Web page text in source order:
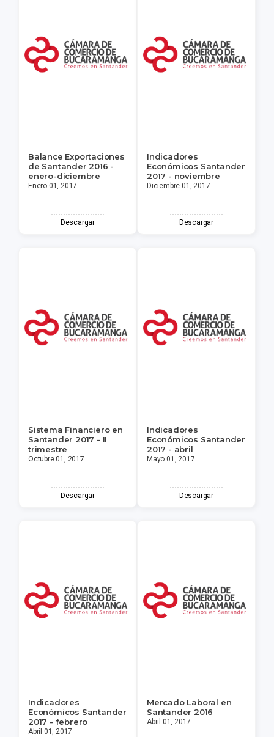
Balance Exportaciones
de Santander 2016 -
enero-diciembre
Enero 01, 2017
Descargar
Indicadores
Económicos Santander
2017 - noviembre
Diciembre 01, 2017
Descargar
Sistema Financiero en
Santander 2017 - II
trimestre
Octubre 01, 2017
Descargar
Indicadores
Económicos Santander
2017 - abril
Mayo 01, 2017
Descargar
Indicadores
Económicos Santander
2017 - febrero
Abril 01, 2017
Mercado Laboral en
Santander 2016
Abril 01, 2017